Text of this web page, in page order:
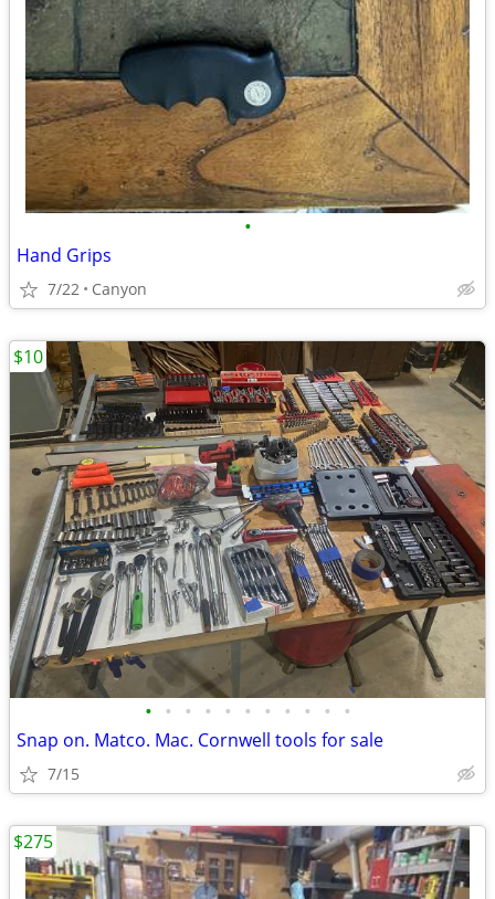
•
Hand Grips
7/22 Canyon
• • • • • • • • • • •
Snap on. Matco. Mac. Cornwell tools for sale
7/15
$10
$275